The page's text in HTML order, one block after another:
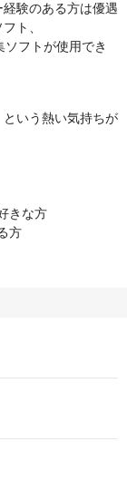
験のある方は優遇
ト、
フトが使用でき
いう熱い気持ちが
きな方
方